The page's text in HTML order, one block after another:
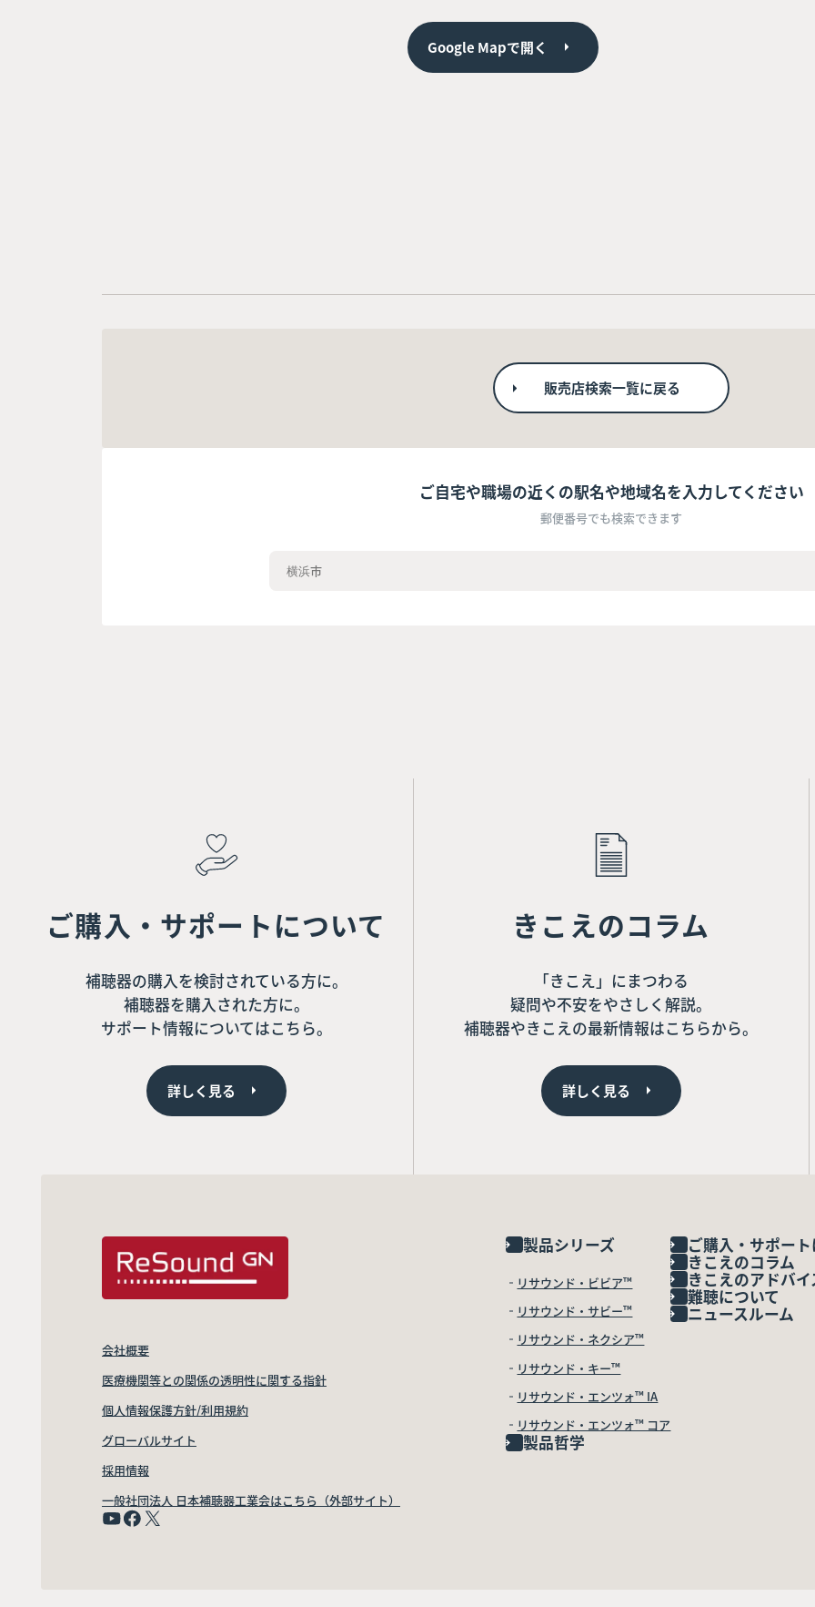
Google Mapで開く
販売店検索一覧に戻る
ご自宅や職場の近くの駅名や地域名を入力してください
郵便番号でも検索できます
ご購入・サポートについて
補聴器の購入を検討されている方に。
補聴器を購入された方に。
サポート情報についてはこちら。
詳しく見る
きこえのコラム
「きこえ」にまつわる
疑問や不安をやさしく解説。
補聴器やきこえの最新情報はこちらから。
詳しく見る
製品シリーズ
リサウンド・ビビア™
リサウンド・サビー™
リサウンド・ネクシア™
リサウンド・キー™
リサウンド・エンツォ™ IA
リサウンド・エンツォ™ コア
製品哲学
ご購入・サポー
きこえのコラム
きこえのアドバイ
難聴について
ニュースルーム
会社概要
医療機関等との関係の透明性に関する指針
個人情報保護方針/利用規約
グローバルサイト
採用情報
一般社団法人 日本補聴器工業会はこちら（外部サイト）